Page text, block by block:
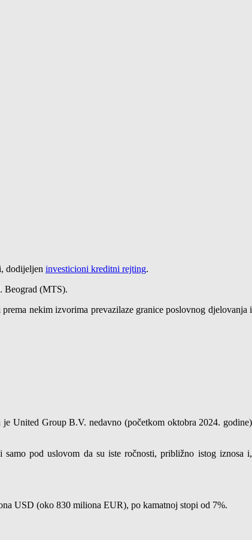
dodijeljen investicioni kreditni rejting.
Beograd (MTS).
nekim izvorima prevazilaze granice poslovnog djelovanja i
United Group B.V. nedavno (početkom oktobra 2024. godine)
pod uslovom da su iste ročnosti, približno istog iznosa i,
USD (oko 830 miliona EUR), po kamatnoj stopi od 7%.